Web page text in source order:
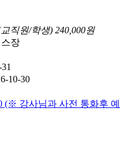
직원/학생) 240,000원
장
10-30
(※ 강사님과 사전 통화후 예